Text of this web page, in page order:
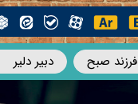
فرزند صبح دبیر دلیر